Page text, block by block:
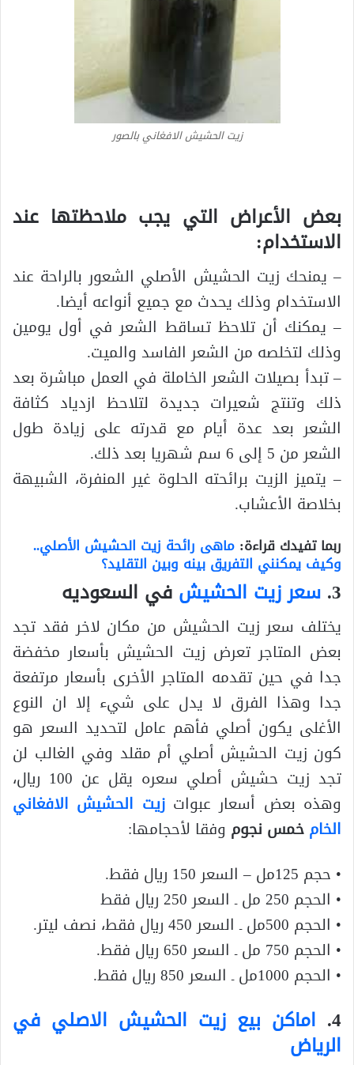
زيت الحشيش الافغاني بالصور
بعض الأعراض التي يجب ملاحظتها عند
الاستخدام:
– يمنحك زيت الحشيش الأصلي الشعور بالراحة عند
الاستخدام وذلك يحدث مع جميع أنواعه أيضا.
– يمكنك أن تلاحظ تساقط الشعر في أول يومين
وذلك لتخلصه من الشعر الفاسد والميت.
– تبدأ بصيلات الشعر الخاملة في العمل مباشرة بعد
ذلك وتنتج شعيرات جديدة لتلاحظ ازدياد كثافة
الشعر بعد عدة أيام مع قدرته على زيادة طول
الشعر من 5 إلى 6 سم شهريا بعد ذلك.
– يتميز الزيت برائحته الحلوة غير المنفرة، الشبيهة
بخلاصة الأعشاب.
ربما تفيدك قراءة: ماهى رائحة زيت الحشيش الأصلي..
وكيف يمكنني التفريق بينه وبين التقليد؟
3. سعر زيت الحشيش في السعوديه
يختلف سعر زيت الحشيش من مكان لاخر فقد تجد
بعض المتاجر تعرض زيت الحشيش بأسعار مخفضة
جدا في حين تقدمه المتاجر الأخرى بأسعار مرتفعة
جدا وهذا الفرق لا يدل على شيء إلا ان النوع
الأغلى يكون أصلي فأهم عامل لتحديد السعر هو
كون زيت الحشيش أصلي أم مقلد وفي الغالب لن
تجد زيت حشيش أصلي سعره يقل عن 100 ريال،
وهذه بعض أسعار عبواتزيت الحشيش الافغاني
الخامخمس نجوم وفقا لأحجامها:
• حجم 125مل – السعر 150 ريال فقط.
• الحجم 250 مل ـ السعر 250 ريال فقط
• الحجم 500مل ـ السعر 450 ريال فقط، نصف ليتر.
• الحجم 750 مل ـ السعر 650 ريال فقط.
• الحجم 1000مل ـ السعر 850 ريال فقط.
4. اماكن بيع زيت الحشيش الاصلي في
الرياض